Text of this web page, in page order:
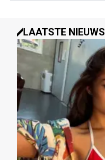
LAATSTE NIEUWS